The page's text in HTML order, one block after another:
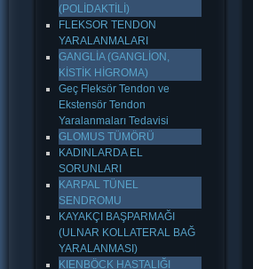
(POLİDAKTİLİ)
FLEKSOR TENDON
YARALANMALARI
GANGLİA (GANGLİON,
KİSTİK HİGROMA)
Geç Fleksör Tendon ve
Ekstensör Tendon
Yaralanmaları Tedavisi
GLOMUS TÜMÖRÜ
KADINLARDA EL
SORUNLARI
KARPAL TÜNEL
SENDROMU
KAYAKÇI BAŞPARMAĞI
(ULNAR KOLLATERAL BAĞ
YARALANMASI)
KIENBÖCK HASTALIĞI